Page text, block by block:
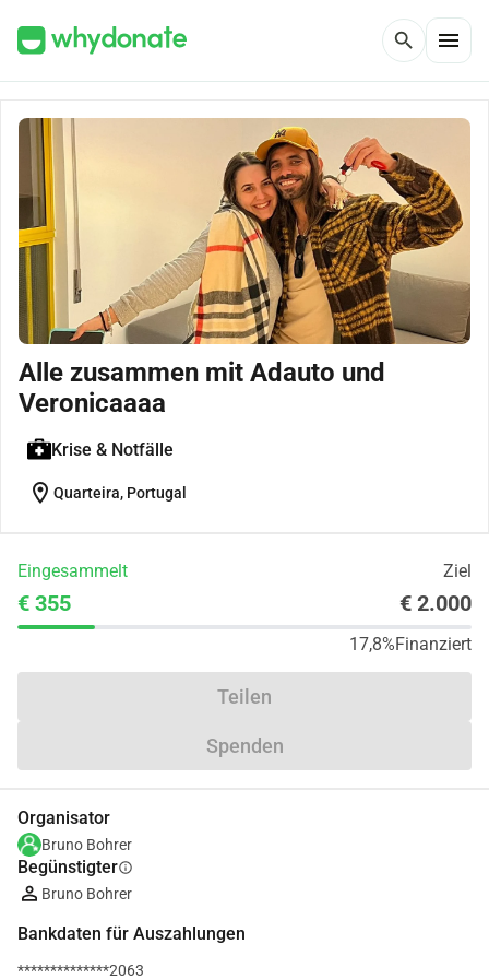
search menu
Alle zusammen mit Adauto und
Veronicaaaa
Krise & Notfälle
location_on Quarteira, Portugal
Eingesammelt Ziel
€ 355 € 2.000
17,8%Finanziert
Teilen
Spenden
Organisator
Bruno Bohrer
Begünstigterinfo
Bruno Bohrer
Bankdaten für Auszahlungen
**************2063